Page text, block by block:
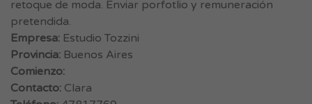
retoque de moda. Enviar porfotlio y remuneración
pretendida.
Empresa: Estudio Tozzini
Provincia: Buenos Aires
Comienzo:
Contacto: Clara